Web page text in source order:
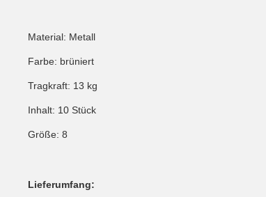
Material: Metall
Farbe: brüniert
Tragkraft: 13 kg
Inhalt: 10 Stück
Größe: 8
Lieferumfang: